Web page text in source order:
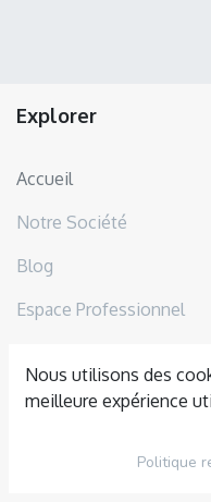
Explorer
Accueil
Notre Société
Blog
Espace Professionnel
Professionnels
Nous utilisons des
meilleure expérience
Politique